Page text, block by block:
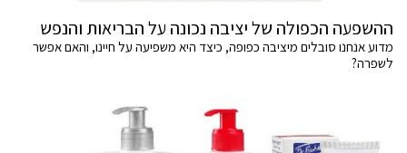
ההשפעה הכפולה של יציבה נכונה על הבריאות והנפש
מדוע אנחנו סובלים מיציבה כפופה, כיצד היא משפיעה על חיינו, והאם אפשר
לשפרה?